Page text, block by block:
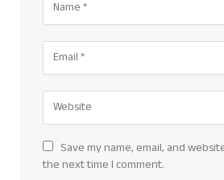
Save my name, email, and
the next time I comment.